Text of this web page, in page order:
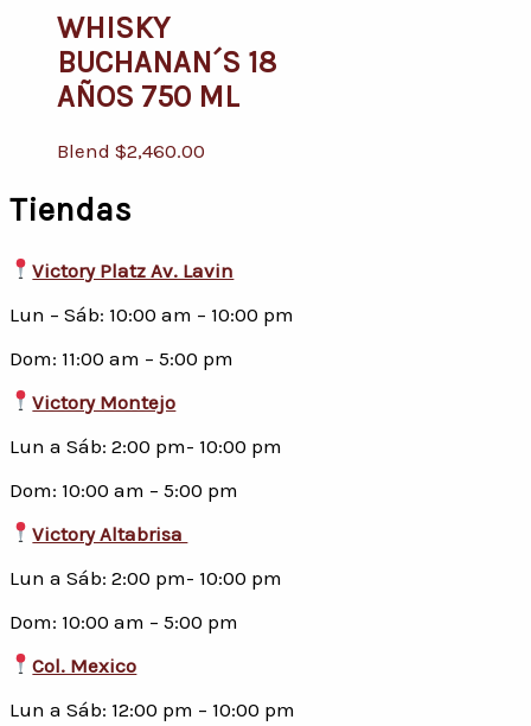
WHISKY
BUCHANAN´S 18
AÑOS 750 ML
Blend $2,460.00
Tiendas
Victory Platz Av. Lavin
Lun – Sáb: 10:00 am – 10:00 pm
Dom: 11:00 am – 5:00 pm
Victory Montejo
Lun a Sáb: 2:00 pm- 10:00 pm
Dom: 10:00 am – 5:00 pm
Victory Altabrisa
Lun a Sáb: 2:00 pm- 10:00 pm
Dom: 10:00 am – 5:00 pm
Col. Mexico
Lun a Sáb: 12:00 pm – 10:00 pm